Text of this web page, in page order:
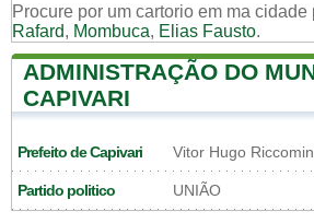
Procure por um cartorio em ma cidade
Rafard, Mombuca, Elias Fausto.
ADMINISTRAÇÃO DO
CAPIVARI
Prefeito de Capivari Vitor Hugo
Partido politico UNIÃO